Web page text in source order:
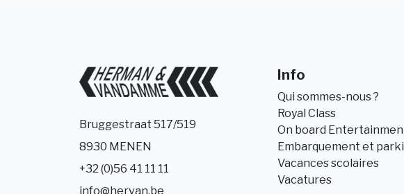
Bruggestraat 517/519
8930 MENEN
+32 (0)56 41 11 11
info@hervan.be
Info
Qui sommes-nous ?
Royal Class
On board
Embarquement et
Vacances scolaires
Vacatures